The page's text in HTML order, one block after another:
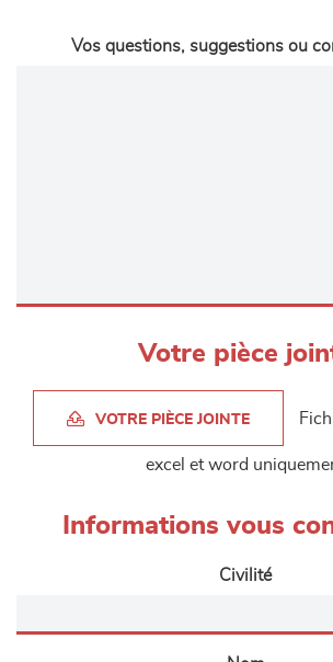
Vos questions, suggestions ou
Votre pièce
VOTRE PIÈCE JOINTE
excel et word
Informations vous
Civilité